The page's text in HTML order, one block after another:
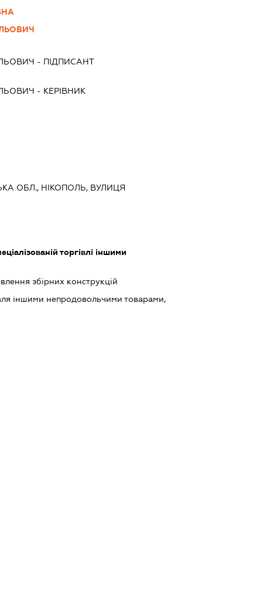
- ПІДПИСАНТ
- КЕРІВНИК
ОБЛ., НІКОПОЛЬ, ВУЛИЦЯ
торгівлі іншими
збірних конструкцій
іншими непродовольчими товарами,